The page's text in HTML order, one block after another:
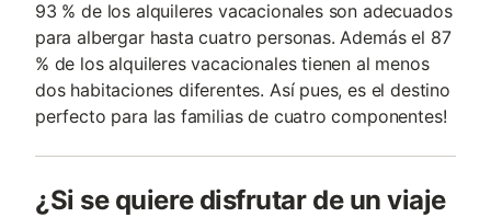
93 % de los alquileres vacacionales son adecuados
para albergar hasta cuatro personas. Además el 87
% de los alquileres vacacionales tienen al menos
dos habitaciones diferentes. Así pues, es el destino
perfecto para las familias de cuatro componentes!
¿Si se quiere disfrutar de un viaje